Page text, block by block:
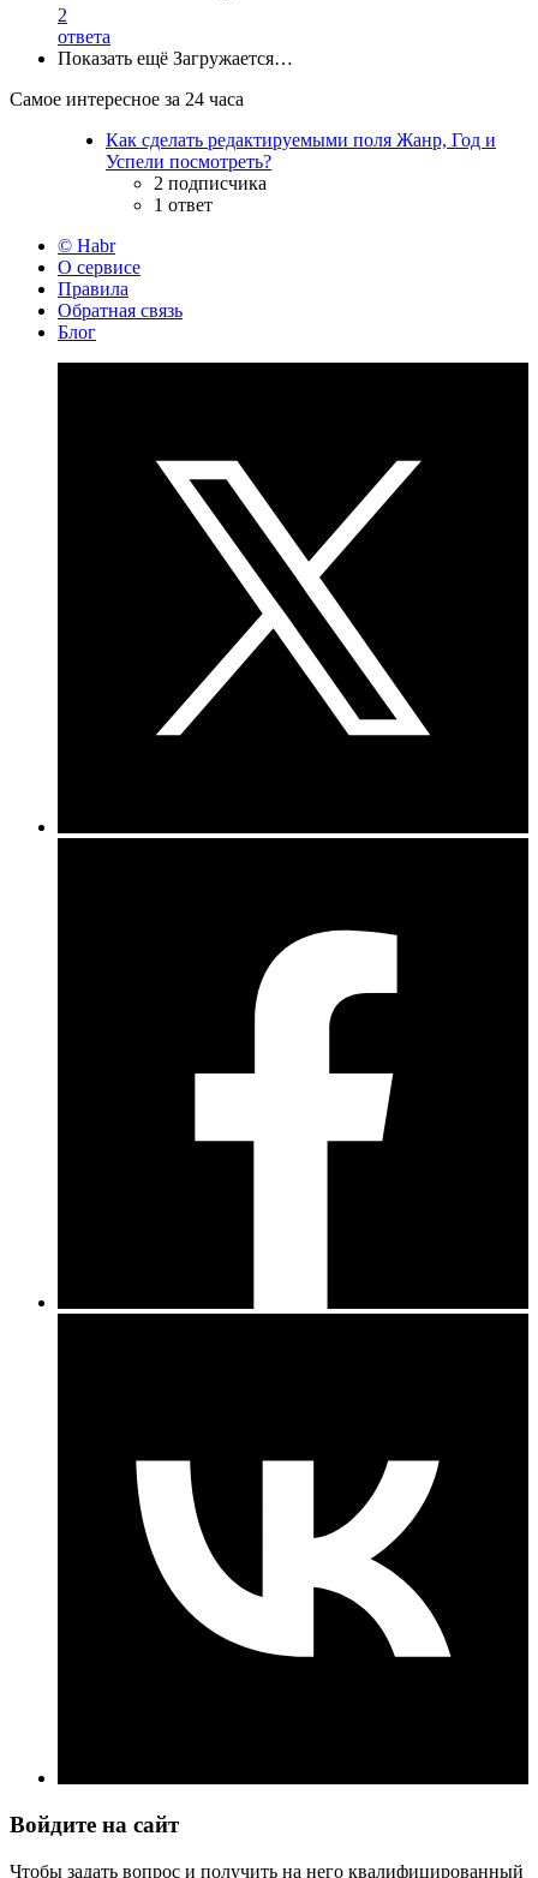
2
ответа
Показать ещё Загружается…
Самое интересное за 24 часа
Как сделать редактируемыми поля Жанр, Год и
Успели посмотреть?
2 подписчика
1 ответ
© Habr
О сервисе
Правила
Обратная связь
Блог
Войдите на сайт
Чтобы задать вопрос и получить на него квалифицированный